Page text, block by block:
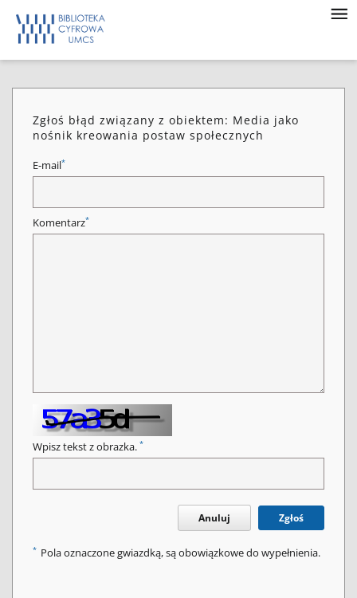
Zgłoś błąd związany z obiektem: Media jako
nośnik kreowania postaw społecznych
E-mail*
Komentarz*
Wpisz tekst z obrazka. *
Anuluj Zgłoś
* Pola oznaczone gwiazdką, są obowiązkowe do wypełnienia.